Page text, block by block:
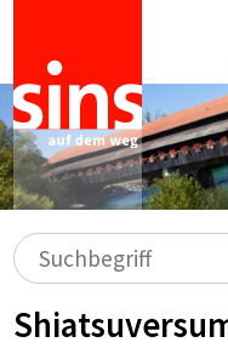
Direkt zum Inhalt
Suchbegriff